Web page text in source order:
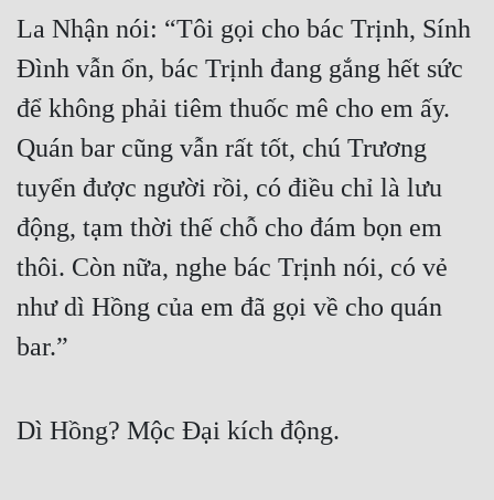
Đô Thị
Đông Phương
Đông Phương Huyền Huyễn
Đồng Nhân
Cẩu Đạo Trường Sinh
Ngự Thú
La Nhận nói: “Tôi gọi cho bác Trịnh, Sính
Đình vẫn ổn, bác Trịnh đang gắng hết sức
để không phải tiêm thuốc mê cho em ấy.
Quán bar cũng vẫn rất tốt, chú Trương
tuyển được người rồi, có điều chỉ là lưu
động, tạm thời thế chỗ cho đám bọn em
thôi. Còn nữa, nghe bác Trịnh nói, có vẻ
như dì Hồng của em đã gọi về cho quán
bar.”
Dì Hồng? Mộc Đại kích động.